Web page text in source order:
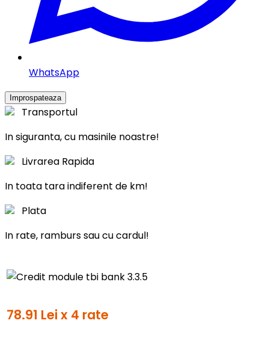
WhatsApp
Transportul
In siguranta, cu masinile noastre!
Livrarea Rapida
In toata tara indiferent de km!
Plata
In rate, ramburs sau cu cardul!
78.91 Lei x 4 rate